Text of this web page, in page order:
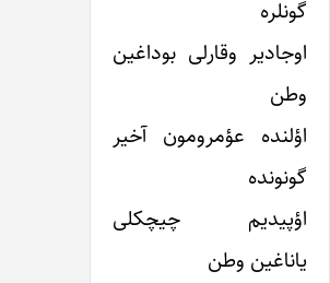
وقارلی بوداغین
عؤمرومون آخیر
چیچکلی
وطن